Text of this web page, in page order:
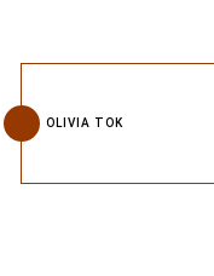
OLIVIA TOK